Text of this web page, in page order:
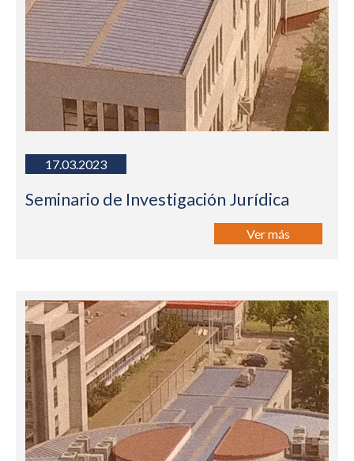
17.03.2023
Seminario de Investigación Jurídica
Ver más